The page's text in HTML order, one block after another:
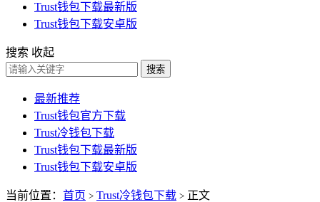
Trust钱包下载最新版
Trust钱包下载安卓版
搜索 收起
搜索
最新推荐
Trust钱包官方下载
Trust冷钱包下载
Trust钱包下载最新版
Trust钱包下载安卓版
当前位置： 首页 > Trust冷钱包下载 > 正文